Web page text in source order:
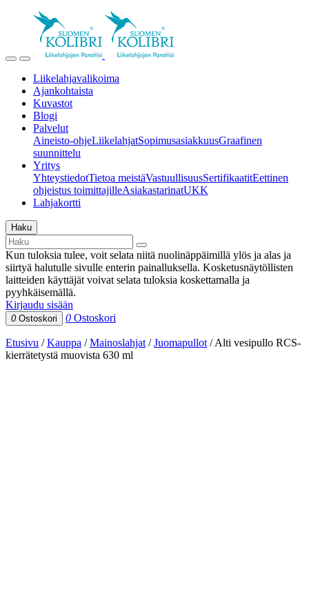
Liikelahjavalikoima
Ajankohtaista
Kuvastot
Blogi
Palvelut
Aineisto-ohjeLiikelahjatSopimusasiakkuusGraafinen
suunnittelu
Yritys
YhteystiedotTietoa meistäVastuullisuusSertifikaatitEettinen
ohjeistus toimittajilleAsiakastarinatUKK
Lahjakortti
Haku
Kun tuloksia tulee, voit selata niitä nuolinäppäimillä ylös ja alas ja
siirtyä halutulle sivulle enterin painalluksella. Kosketusnäytöllisten
laitteiden käyttäjät voivat selata tuloksia koskettamalla ja
pyyhkäisemällä.
Kirjaudu sisään
0 Ostoskori 0 Ostoskori
Etusivu /Kauppa /Mainoslahjat /Juomapullot /Alti vesipullo RCS-
kierrätetystä muovista 630 ml